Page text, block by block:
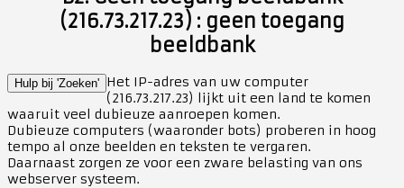
(216.73.217.23) : geen toegang
beeldbank
Hulp bij 'Zoeken' Het IP-adres van uw computer
(216.73.217.23) lijkt uit een land te komen
waaruit veel dubieuze aanroepen komen.
Dubieuze computers (waaronder bots) proberen in hoog
tempo al onze beelden en teksten te vergaren.
Daarnaast zorgen ze voor een zware belasting van ons
webserver systeem.